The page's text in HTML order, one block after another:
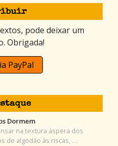
pode deixar um
Obrigada!
PayPal
Dormem
na textura áspera dos
de algodão às riscas, …